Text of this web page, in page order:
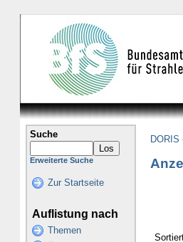
Suche
Erweiterte Suche
Zur Startseite
Auflistung nach
Themen